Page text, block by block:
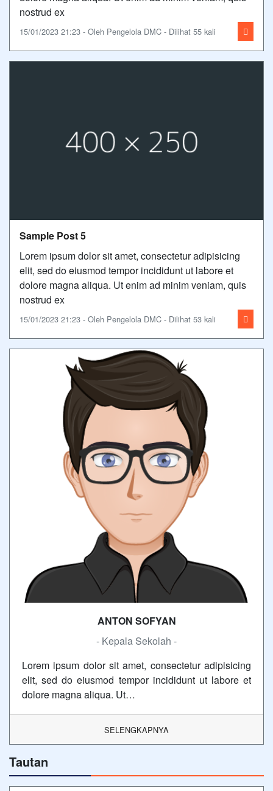
nostrud ex
15/01/2023 21:23 - Oleh Pengelola DMC - Dilihat 55 kali
Sample Post 5
Lorem ipsum dolor sit amet, consectetur adipisicing
elit, sed do eiusmod tempor incididunt ut labore et
dolore magna aliqua. Ut enim ad minim veniam, quis
nostrud ex
15/01/2023 21:23 - Oleh Pengelola DMC - Dilihat 53 kali
ANTON SOFYAN
- Kepala Sekolah -
Lorem ipsum dolor sit amet, consectetur adipisicing
elit, sed do eiusmod tempor incididunt ut labore et
dolore magna aliqua. Ut…
SELENGKAPNYA
Tautan